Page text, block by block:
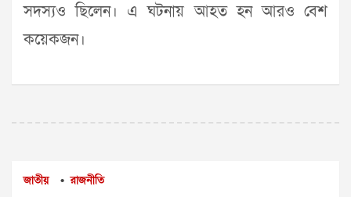
সদস্যও ছিলেন। এ ঘটনায় আহত হন আরও বেশ
কয়েকজন।
জাতীয় • রাজনীতি